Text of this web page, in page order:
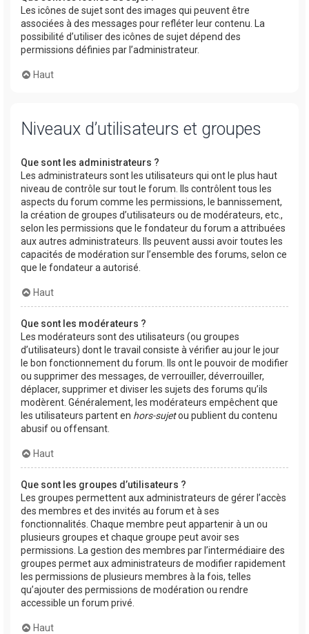
Les icônes de sujet sont des images qui peuvent être
associées à des messages pour refléter leur contenu. La
possibilité d’utiliser des icônes de sujet dépend des
permissions définies par l’administrateur.
Haut
Niveaux d’utilisateurs et groupes
Que sont les administrateurs ?
Les administrateurs sont les utilisateurs qui ont le plus haut
niveau de contrôle sur tout le forum. Ils contrôlent tous les
aspects du forum comme les permissions, le bannissement,
la création de groupes d’utilisateurs ou de modérateurs, etc.,
selon les permissions que le fondateur du forum a attribuées
aux autres administrateurs. Ils peuvent aussi avoir toutes les
capacités de modération sur l’ensemble des forums, selon ce
que le fondateur a autorisé.
Haut
Que sont les modérateurs ?
Les modérateurs sont des utilisateurs (ou groupes
d’utilisateurs) dont le travail consiste à vérifier au jour le jour
le bon fonctionnement du forum. Ils ont le pouvoir de modifier
ou supprimer des messages, de verrouiller, déverrouiller,
déplacer, supprimer et diviser les sujets des forums qu’ils
modèrent. Généralement, les modérateurs empêchent que
les utilisateurs partent en hors-sujetou publient du contenu
abusif ou offensant.
Haut
Que sont les groupes d’utilisateurs ?
Les groupes permettent aux administrateurs de gérer l’accès
des membres et des invités au forum et à ses
fonctionnalités. Chaque membre peut appartenir à un ou
plusieurs groupes et chaque groupe peut avoir ses
permissions. La gestion des membres par l’intermédiaire des
groupes permet aux administrateurs de modifier rapidement
les permissions de plusieurs membres à la fois, telles
qu’ajouter des permissions de modération ou rendre
accessible un forum privé.
Haut